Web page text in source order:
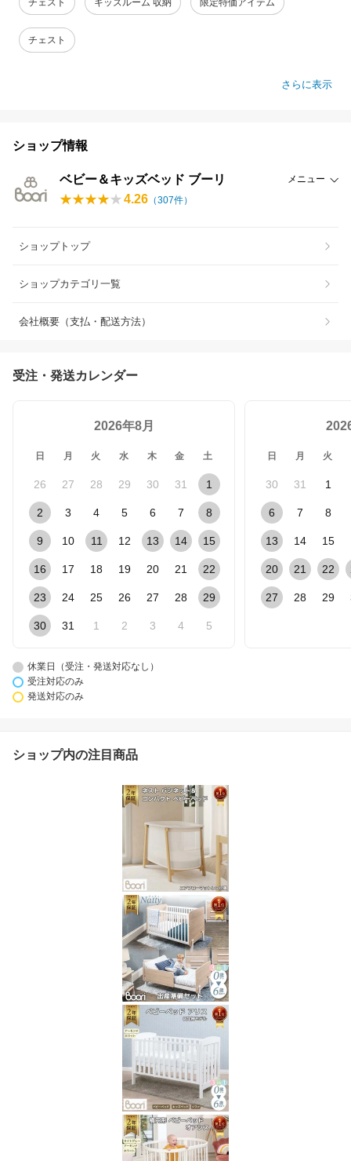
チェスト
さらに表示
ショップ情報
ベビー＆キッズベッド ブーリ メニュー
4.26 （307件）
ショップトップ
ショップカテゴリ一覧
会社概要（支払・配送方法）
受注・発送カレンダー
2026年8月
日 月 火 水 木 金 土
26 27 28 29 30 31 1
2 3 4 5 6 7 8
9 10 11 12 13 14 15
16 17 18 19 20 21 22
23 24 25 26 27 28 29
30 31 1 2 3 4 5
日 月 火
30 31 1
6 7 8
13 14 15
20 21 22
27 28 29
休業日（受注・発送対応なし）
受注対応のみ
発送対応のみ
ショップ内の注目商品